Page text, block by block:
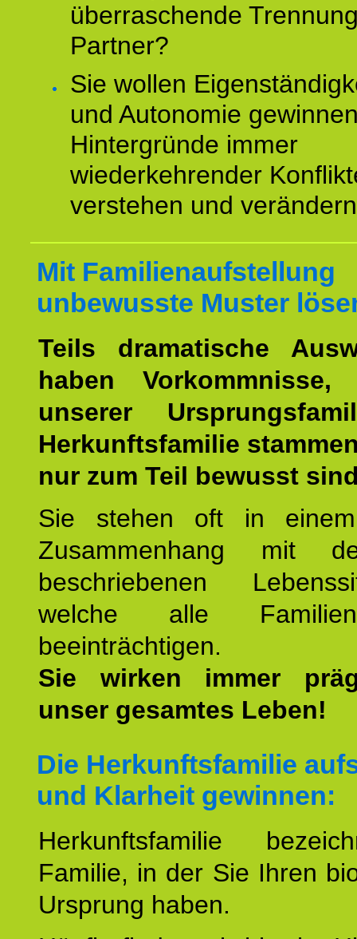
überraschende
Partner?
Sie wollen
und Autonomie
Hintergründe immer
wiederkehrender
verstehen und
Mit Familienaufstellung
unbewusste Muster
Teils dramatische
haben
unserer
Herkunftsfamilie
nur zum Teil bewusst
Sie stehen oft in
Zusammenhang mit
beschriebenen
welche alle
beeinträchtigen.
Sie wirken immer
unser gesamtes Leben!
Die Herkunftsfamilie
und Klarheit gewinnen:
Herkunftsfamilie
Familie, in der Sie Ihren
Ursprung haben.